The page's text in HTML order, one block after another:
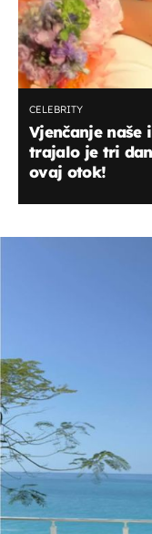
CELEBRITY
Vjenčanje naše
trajalo je tri
ovaj otok!